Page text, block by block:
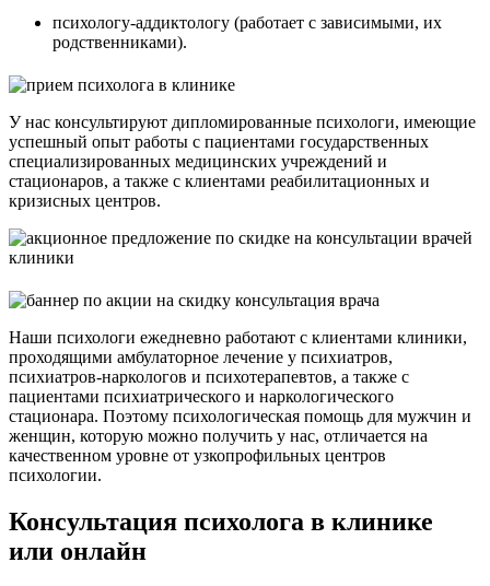
психологу-аддиктологу (работает с зависимыми, их
родственниками).
У нас консультируют дипломированные психологи, имеющие
успешный опыт работы с пациентами государственных
специализированных медицинских учреждений и
стационаров, а также с клиентами реабилитационных и
кризисных центров.
Наши психологи ежедневно работают с клиентами клиники,
проходящими амбулаторное лечение у психиатров,
психиатров-наркологов и психотерапевтов, а также с
пациентами психиатрического и наркологического
стационара. Поэтому психологическая помощь для мужчин и
женщин, которую можно получить у нас, отличается на
качественном уровне от узкопрофильных центров
психологии.
Консультация психолога в клинике
или онлайн